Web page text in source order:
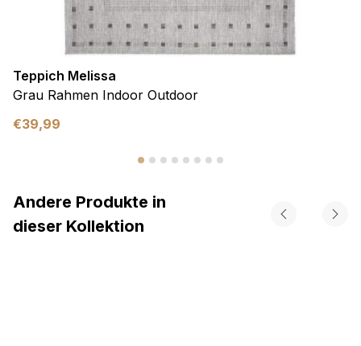
Teppich Melissa
Grau Rahmen Indoor Outdoor
€39,99
Andere Produkte in
dieser Kollektion